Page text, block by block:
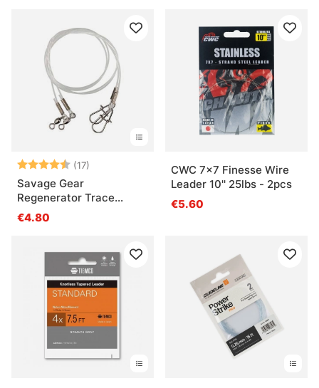
Note: (17)
Savage Gear
Regenerator Trace
1.0mm 3-pack
€4.80
CWC 7x7 Finesse Wire
Leader 10'' 25lbs - 2pcs
€5.60